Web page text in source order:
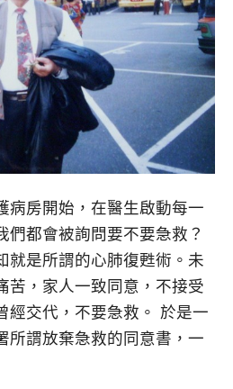
病房開始，在醫生啟動每一
們都會被詢問要不要急救？
就是所謂的心肺復甦術。未
苦，家人一致同意，不接受
經交代，不要急救。 於是一
所謂放棄急救的同意書，一